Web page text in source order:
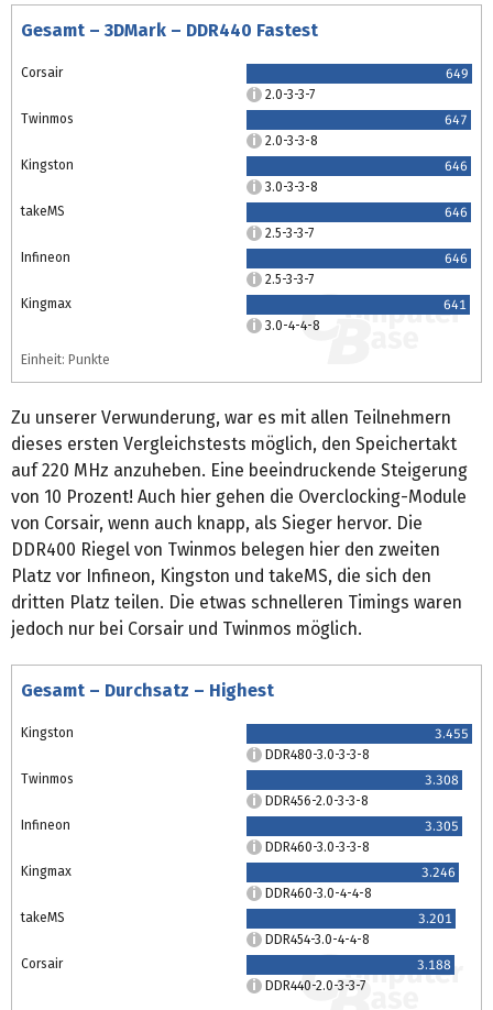
Gesamt – 3DMark – DDR440 Fastest
Corsair
649
2.0-3-3-7
Twinmos
647
2.0-3-3-8
Kingston
646
3.0-3-3-8
takeMS
646
2.5-3-3-7
Infineon
646
2.5-3-3-7
Kingmax
641
3.0-4-4-8
Einheit: Punkte
Zu unserer Verwunderung, war es mit allen Teilnehmern
dieses ersten Vergleichstests möglich, den Speichertakt
auf 220 MHz anzuheben. Eine beeindruckende Steigerung
von 10 Prozent! Auch hier gehen die Overclocking-Module
von Corsair, wenn auch knapp, als Sieger hervor. Die
DDR400 Riegel von Twinmos belegen hier den zweiten
Platz vor Infineon, Kingston und takeMS, die sich den
dritten Platz teilen. Die etwas schnelleren Timings waren
jedoch nur bei Corsair und Twinmos möglich.
Gesamt – Durchsatz – Highest
Kingston
3.455
DDR480-3.0-3-3-8
Twinmos
3.308
DDR456-2.0-3-3-8
Infineon
3.305
DDR460-3.0-3-3-8
Kingmax
3.246
DDR460-3.0-4-4-8
takeMS
3.201
DDR454-3.0-4-4-8
Corsair
3.188
DDR440-2.0-3-3-7